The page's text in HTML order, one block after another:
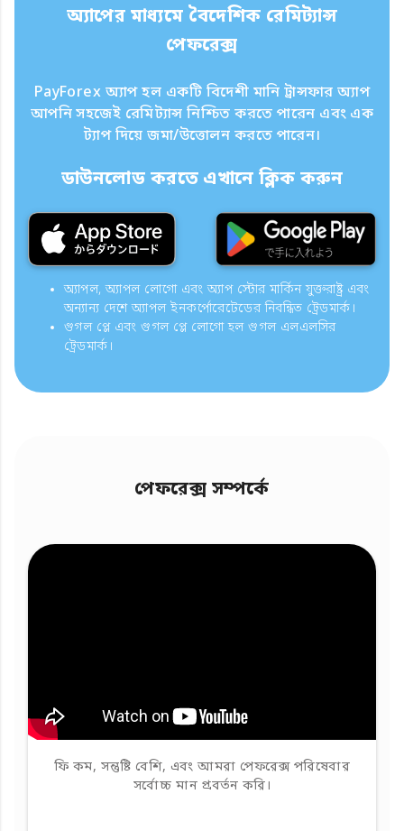
অ্যাপের মাধ্যমে বৈদেশিক রেমিট্যান্স
পেফরেক্স
PayForex অ্যাপ হল একটি বিদেশী মানি ট্রান্সফার অ্যাপ
আপনি সহজেই রেমিট্যান্স নিশ্চিত করতে পারেন এবং এক
ট্যাপ দিয়ে জমা/উত্তোলন করতে পারেন।
ডাউনলোড করতে এখানে ক্লিক করুন
অ্যাপল, অ্যাপল লোগো এবং অ্যাপ স্টোর মার্কিন যুক্তরাষ্ট্র এবং
অন্যান্য দেশে অ্যাপল ইনকর্পোরেটেডের নিবন্ধিত ট্রেডমার্ক।
গুগল প্লে এবং গুগল প্লে লোগো হল গুগল এলএলসির
ট্রেডমার্ক।
পেফরেক্স সম্পর্কে
ফি কম, সন্তুষ্টি বেশি, এবং আমরা পেফরেক্স পরিষেবার
সর্বোচ্চ মান প্রবর্তন করি।